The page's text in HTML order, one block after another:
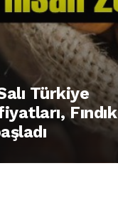
Türkiye
Fındık